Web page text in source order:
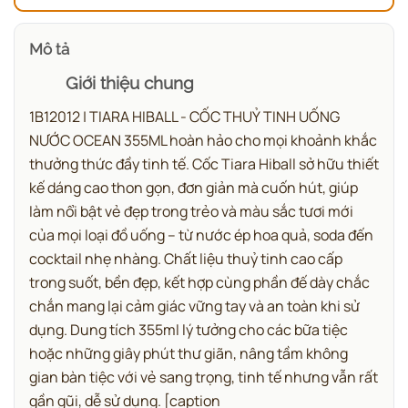
Mô tả
Giới thiệu chung
1B12012 | TIARA HIBALL - CỐC THUỶ TINH UỐNG
NƯỚC OCEAN 355ML hoàn hảo cho mọi khoảnh khắc
thưởng thức đầy tinh tế.Cốc Tiara Hiball sở hữu thiết
kế dáng cao thon gọn, đơn giản mà cuốn hút, giúp
làm nổi bật vẻ đẹp trong trẻo và màu sắc tươi mới
của mọi loại đồ uống – từ nước ép hoa quả, soda đến
cocktail nhẹ nhàng. Chất liệu thuỷ tinh cao cấp
trong suốt, bền đẹp, kết hợp cùng phần đế dày chắc
chắn mang lại cảm giác vững tay và an toàn khi sử
dụng. Dung tích 355ml lý tưởng cho các bữa tiệc
hoặc những giây phút thư giãn, nâng tầm không
gian bàn tiệc với vẻ sang trọng, tinh tế nhưng vẫn rất
gần gũi, dễ sử dụng. [caption